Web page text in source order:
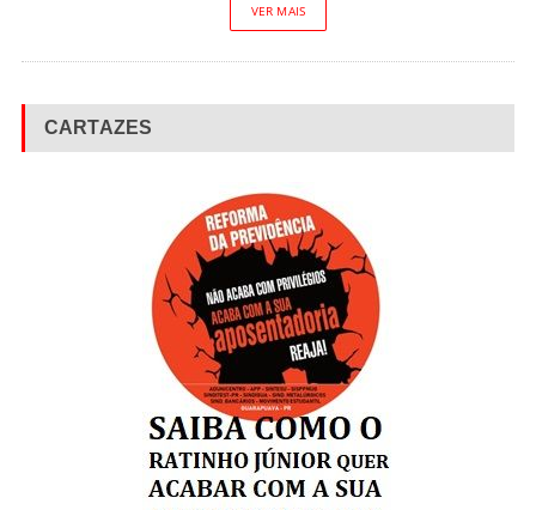
VER MAIS
CARTAZES